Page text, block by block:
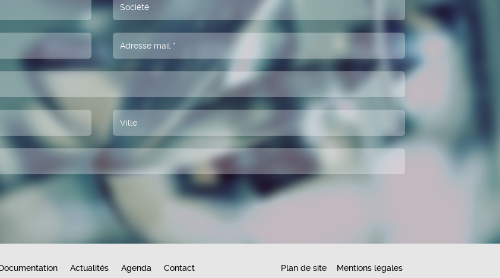
Actualités Agenda Contact Mentions légales
Plan de site